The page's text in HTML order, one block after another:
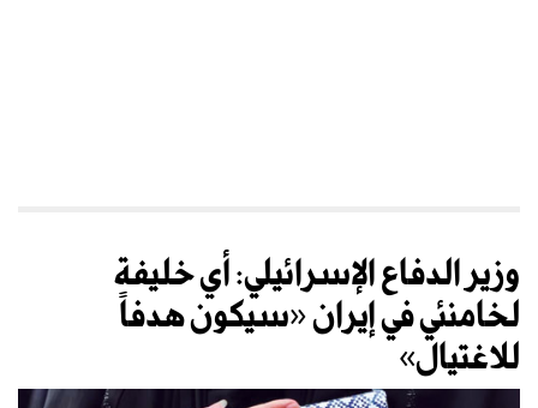
وزير الدفاع الإسرائيلي: أي خليفة
لخامنئي في إيران «سيكون هدفاً
للاغتيال»